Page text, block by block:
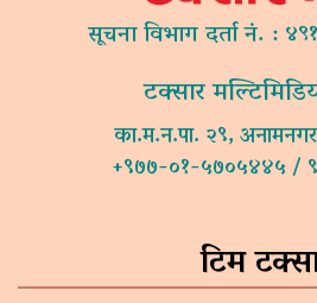
सूचना विभाग दर्ता नं. :
टक्सार
का.म.न.पा. २९,
+९७७-०१-५७०५४४५ /
टिम